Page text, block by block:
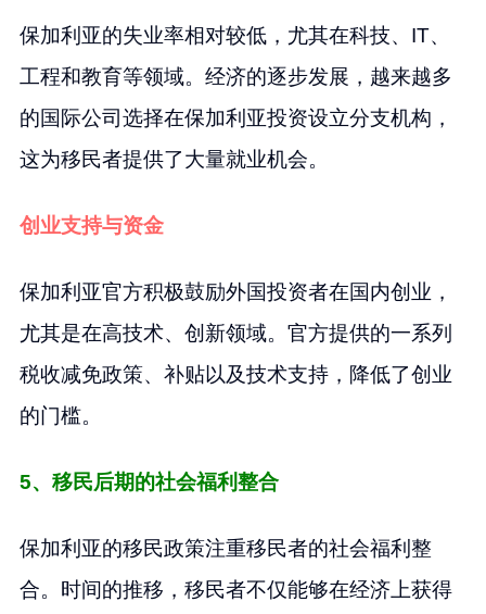
保加利亚的失业率相对较低，尤其在科技、IT、
工程和教育等领域。经济的逐步发展，越来越多
的国际公司选择在保加利亚投资设立分支机构，
这为移民者提供了大量就业机会。
创业支持与资金
保加利亚官方积极鼓励外国投资者在国内创业，
尤其是在高技术、创新领域。官方提供的一系列
税收减免政策、补贴以及技术支持，降低了创业
的门槛。
5、移民后期的社会福利整合
保加利亚的移民政策注重移民者的社会福利整
合。时间的推移，移民者不仅能够在经济上获得